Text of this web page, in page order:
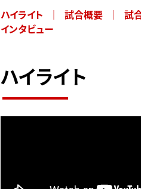
ハイライト 試合概要 試
インタビュー
ハイライト